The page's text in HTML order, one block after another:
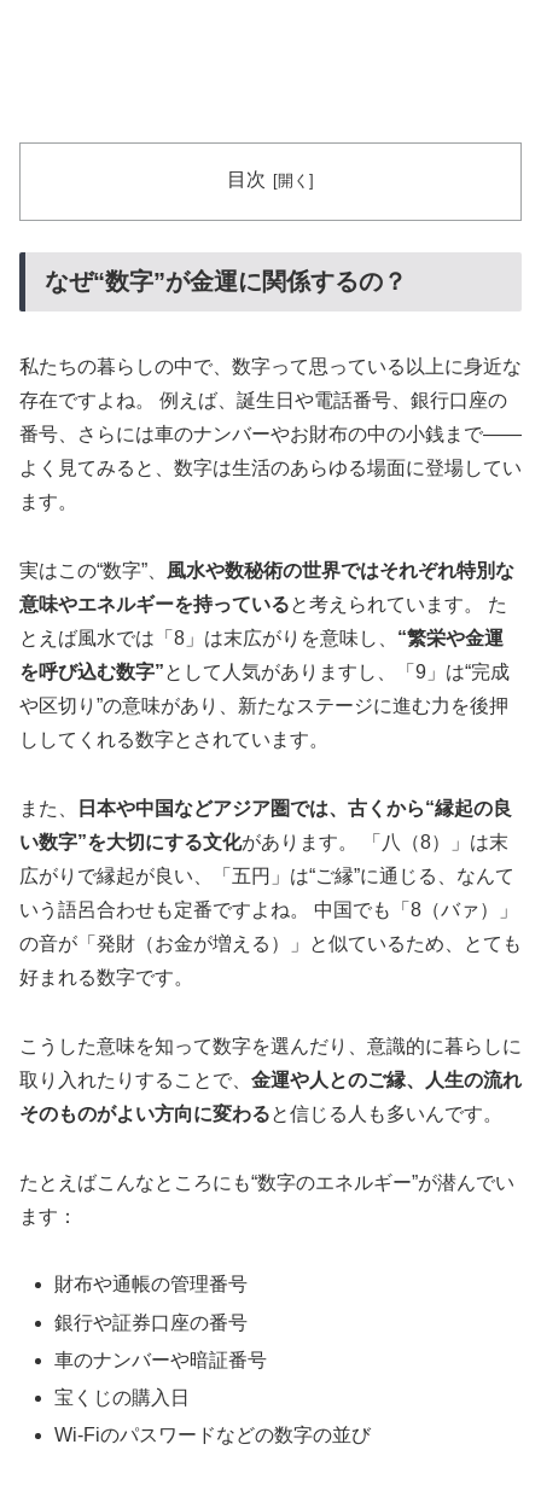
目次
なぜ“数字”が金運に関係するの？
私たちの暮らしの中で、数字って思っている以上に身近な
存在ですよね。 例えば、誕生日や電話番号、銀行口座の
番号、さらには車のナンバーやお財布の中の小銭まで——
よく見てみると、数字は生活のあらゆる場面に登場してい
ます。
実はこの“数字”、 風水や数秘術の世界ではそれぞれ特別な
意味やエネルギーを持っていると考えられています。 た
とえば風水では「8」は末広がりを意味し、 “繁栄や金運
を呼び込む数字”として人気がありますし、「9」は“完成
や区切り”の意味があり、新たなステージに進む力を後押
ししてくれる数字とされています。
また、
日本や中国などアジア圏では、古くから“縁起の良
い数字”を大切にする文化があります。 「八（8）」は末
広がりで縁起が良い、「五円」は“ご縁”に通じる、なんて
いう語呂合わせも定番ですよね。 中国でも「8（バァ）」
の音が「発財（お金が増える）」と似ているため、とても
好まれる数字です。
こうした意味を知って数字を選んだり、意識的に暮らしに
取り入れたりすることで、 金運や人とのご縁、人生の流れ
そのものがよい方向に変わると信じる人も多いんです。
たとえばこんなところにも“数字のエネルギー”が潜んでい
ます：
財布や通帳の管理番号
銀行や証券口座の番号
車のナンバーや暗証番号
宝くじの購入日
Wi-Fiのパスワードなどの数字の並び